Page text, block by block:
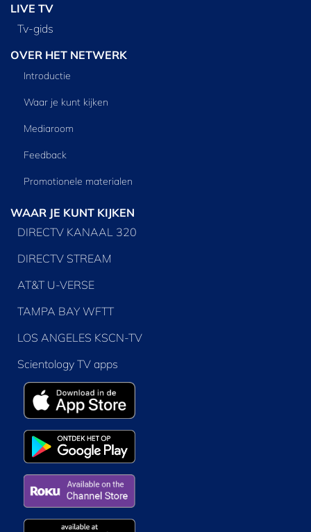
LIVE TV
Tv‑gids
OVER HET NETWERK
Introductie
Waar je kunt kijken
Mediaroom
Feedback
Promotionele materialen
WAAR JE KUNT KIJKEN
DIRECTV KANAAL 320
DIRECTV STREAM
AT&T U-VERSE
TAMPA BAY WFTT
LOS ANGELES KSCN-TV
Scientology TV apps